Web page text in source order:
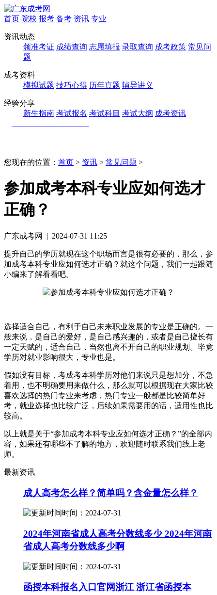
首页 院校 报考 备考 资讯 专业
资讯动态
领准考证 成绩查询 志愿填报 录取查询 成考政策 常见问
题
成考资料
模拟试题 技巧心得 历年真题 辅导讲义
经验分享
新生指南 考试报名 考试科目 考试大纲 成考资讯
您现在的位置： 首页 > 资讯 > 常见问题 >
参加成考本科专业应如何选才
正确？
广东成考网 | 2024-07-31 11:25
提升自己的学历就现在这个职场而言是很有必要的，那么，参
加成考本科专业应如何选才正确？就这个问题，我们一起跟随
小编来了解看看吧。
选择适合自己，有利于自己未来职业发展的专业是正确的。一
般来说，是自己的爱好，是自己感兴趣的，或者是自己擅长有
一定天赋的，适合自己，当然也离不开自己的职业规划。毕竟
学历对就业影响很大，专业也是。
假如没有目标，考成考本科学历对他们来说只是想加分，不急
着用，也不明确要用来做什么，那么就可以根据现在大家比较
喜欢选择的热门专业来考虑，热门专业一般都是比较简单好
考，就业选择也比较广泛，后续如果需要用的话，适用性也比
较高。
以上就是关于“参加成考本科专业应如何选才正确？”的全部内
容，如果还有哪些不了解的地方，欢迎随时联系我们线上老
师。
最新资讯
成人高考怎么样？简单吗？含金量怎么样？
时间：2024-07-31
2024年河南省成人高考分数线多少 2024年河南
省成人高考分数线多少啊
时间：2024-07-31
函授本科报名入口官网浙江 浙江省函授本